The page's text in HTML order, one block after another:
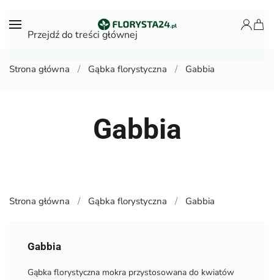
Przejdź do treści głównej
Strona główna Gąbka florystyczna Gabbia
Gabbia
Strona główna Gąbka florystyczna Gabbia
Gabbia
Gąbka florystyczna mokra przystosowana do kwiatów